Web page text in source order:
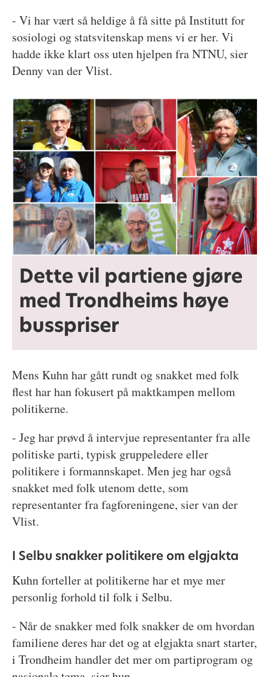
- Vi har vært så heldige å få sitte på Institutt for
sosiologi og statsvitenskap mens vi er her. Vi
hadde ikke klart oss uten hjelpen fra NTNU, sier
Denny van der Vlist.
Dette vil partiene gjøre
med Trondheims høye
busspriser
Mens Kuhn har gått rundt og snakket med folk
flest har han fokusert på maktkampen mellom
politikerne.
- Jeg har prøvd å intervjue representanter fra alle
politiske parti, typisk gruppeledere eller
politikere i formannskapet. Men jeg har også
snakket med folk utenom dette, som
representanter fra fagforeningene, sier van der
Vlist.
I Selbu snakker politikere om elgjakta
Kuhn forteller at politikerne har et mye mer
personlig forhold til folk i Selbu.
- Når de snakker med folk snakker de om hvordan
familiene deres har det og at elgjakta snart starter,
i Trondheim handler det mer om partiprogram og